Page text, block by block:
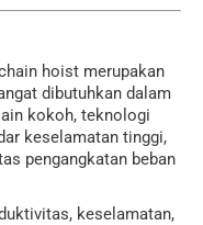
hoist merupakan
dibutuhkan dalam
kokoh, teknologi
keselamatan tinggi,
pengangkatan beban
keselamatan,